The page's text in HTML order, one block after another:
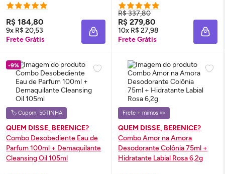
R$ 184,80
9x R$ 20,53
Frete Grátis
ADICIONAR À SACOLA
R$ 337,80
R$ 279,80
10x R$ 27,98
Frete Grátis
-9%
🏷️ Cupom: 50TINHA
QUEM DISSE, BERENICE?
Combo Desobediente Eau de
Parfum100ml + Demaquilante
CleansingOil105ml
Frete + mimos 👀
QUEM DISSE, BERENICE?
Combo Amor na Amora
Desodorante Colônia 75ml +
Hidratante Labial Rosa 6,2g